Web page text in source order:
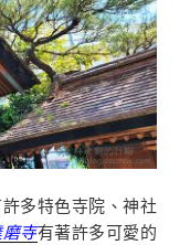
多特色寺院、神社
寺有著許多可愛的